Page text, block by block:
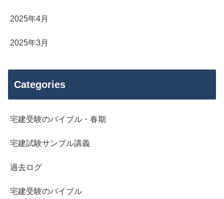
2025年4月
2025年3月
Categories
宅建受験のバイブル・春期
宅建試験サンプル講義
過去ログ
宅建受験のバイブル